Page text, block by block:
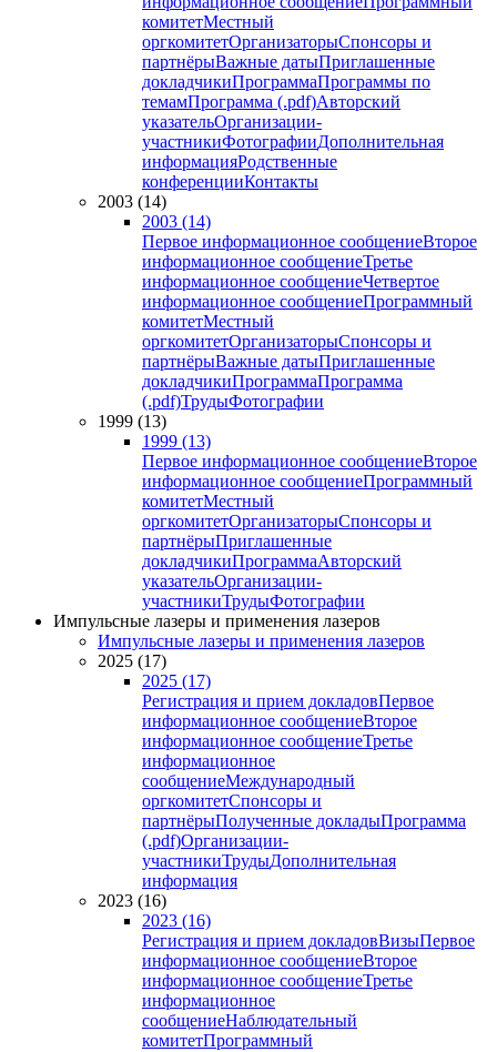
комитетМестный
оргкомитетОрганизаторыСпонсоры и
партнёрыВажные датыПриглашенные
докладчикиПрограммаПрограммы по
темамПрограмма (.pdf)Авторский
указательОрганизации-
участникиФотографииДополнительная
информацияРодственные
конференцииКонтакты
2003 (14)
2003 (14)
Первое информационное сообщениеВторое
информационное сообщениеТретье
информационное сообщениеЧетвертое
информационное сообщениеПрограммный
комитетМестный
оргкомитетОрганизаторыСпонсоры и
партнёрыВажные датыПриглашенные
докладчикиПрограммаПрограмма
(.pdf)ТрудыФотографии
1999 (13)
1999 (13)
Первое информационное сообщениеВторое
информационное сообщениеПрограммный
комитетМестный
оргкомитетОрганизаторыСпонсоры и
партнёрыПриглашенные
докладчикиПрограммаАвторский
указательОрганизации-
участникиТрудыФотографии
Импульсные лазеры и применения лазеров
Импульсные лазеры и применения лазеров
2025 (17)
2025 (17)
Регистрация и прием докладовПервое
информационное сообщениеВторое
информационное сообщениеТретье
информационное
сообщениеМеждународный
оргкомитетСпонсоры и
партнёрыПолученные докладыПрограмма
(.pdf)Организации-
участникиТрудыДополнительная
информация
2023 (16)
2023 (16)
Регистрация и прием докладовВизыПервое
информационное сообщениеВторое
информационное сообщениеТретье
информационное
сообщениеНаблюдательный
комитетПрограммный